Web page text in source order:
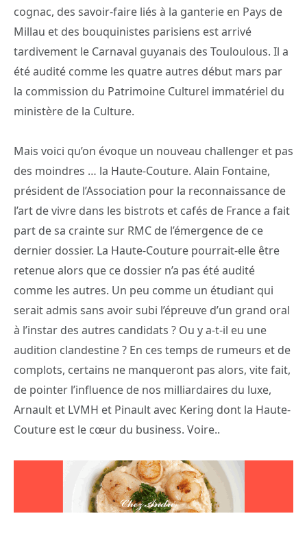
cognac, des savoir-faire liés à la ganterie en Pays de
Millau et des bouquinistes parisiens est arrivé
tardivement le Carnaval guyanais des Touloulous. Il a
été audité comme les quatre autres début mars par
la commission du Patrimoine Culturel immatériel du
ministère de la Culture.
Mais voici qu’on évoque un nouveau challenger et pas
des moindres … la Haute-Couture. Alain Fontaine,
président de l’Association pour la reconnaissance de
l’art de vivre dans les bistrots et cafés de France a fait
part de sa crainte sur RMC de l’émergence de ce
dernier dossier. La Haute-Couture pourrait-elle être
retenue alors que ce dossier n’a pas été audité
comme les autres. Un peu comme un étudiant qui
serait admis sans avoir subi l’épreuve d’un grand oral
à l’instar des autres candidats ? Ou y a-t-il eu une
audition clandestine ? En ces temps de rumeurs et de
complots, certains ne manqueront pas alors, vite fait,
de pointer l’influence de nos milliardaires du luxe,
Arnault et LVMH et Pinault avec Kering dont la Haute-
Couture est le cœur du business. Voire..